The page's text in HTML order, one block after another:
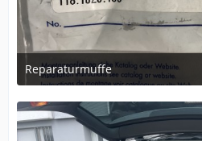
Reparaturmuffe
22. August 2024 um 11:24
1